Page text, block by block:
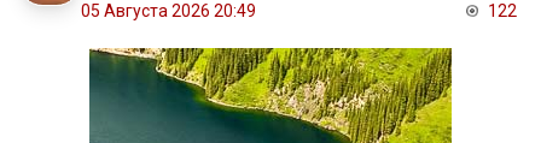
05 Августа 2026 20:49 122